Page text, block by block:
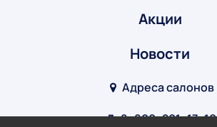
Акции
Новости
Адреса салонов
8‒800‒201‒17‒10